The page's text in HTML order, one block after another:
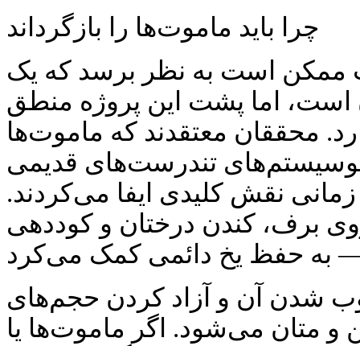
چرا باید ماموت‌ها را بازگرداند
ممکن است به نظر برسد که یک
اما پشت این پروژه منطق
محققان معتقدند که ماموت‌ها
تندرست‌های قدیمی
زمانی نقش کلیدی ایفا می‌کردند.
برف، کندن درختان و کوددهی
شدن آن و آزاد کردن حجم‌های
متان می‌شود. اگر ماموت‌ها یا